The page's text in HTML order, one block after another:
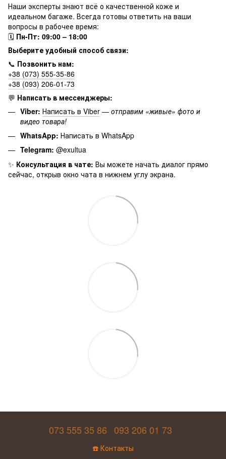
Наши эксперты знают всё о качественной коже и
идеальном багаже. Всегда готовы ответить на ваши
вопросы в рабочее время:
🗓 Пн-Пт: 09:00 – 18:00
Выберите удобный способ связи:
📞 Позвонить нам:
+38 (073) 555-35-86
+38 (093) 206-01-73
💬 Написать в мессенджеры:
Viber: Написать в Viber — отправим «живые» фото и
видео товара!
WhatsApp: Написать в WhatsApp
Telegram: @exultua
✨ Консультация в чате: Вы можете начать диалог прямо
сейчас, открыв окно чата в нижнем углу экрана.
073 555 35 86 093 206 01 73
☎️ Контакты